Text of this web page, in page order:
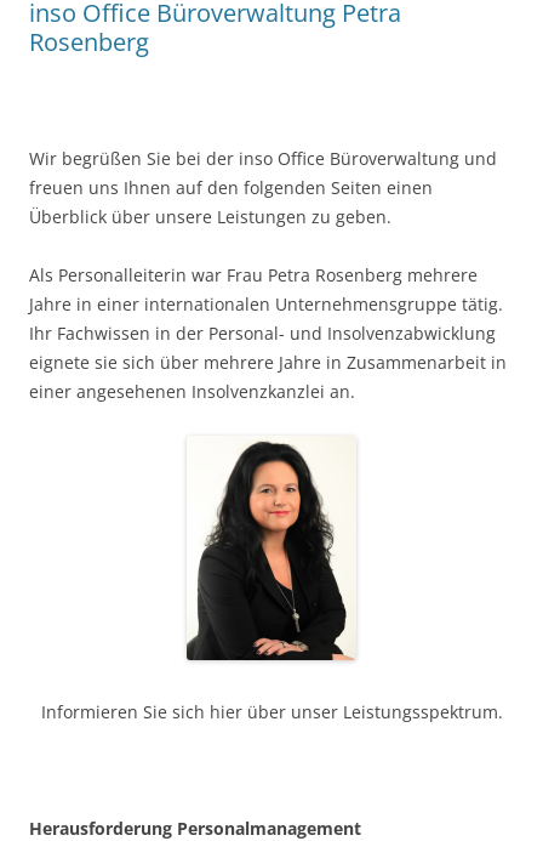
inso Office Büroverwaltung Petra
Rosenberg
Wir begrüßen Sie bei der inso Office Büroverwaltung und
freuen uns Ihnen auf den folgenden Seiten einen
Überblick über unsere Leistungen zu geben.
Als Personalleiterin war Frau Petra Rosenberg mehrere
Jahre in einer internationalen Unternehmensgruppe tätig.
Ihr Fachwissen in der Personal- und Insolvenzabwicklung
eignete sie sich über mehrere Jahre in Zusammenarbeit in
einer angesehenen Insolvenzkanzlei an.
Informieren Sie sich hier über unser Leistungsspektrum.
Herausforderung Personalmanagement